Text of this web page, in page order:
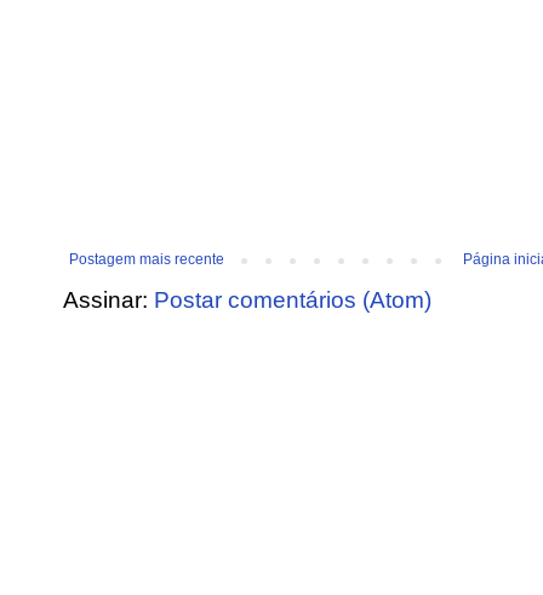
Postagem mais recente Página
Assinar: Postar comentários (Atom)